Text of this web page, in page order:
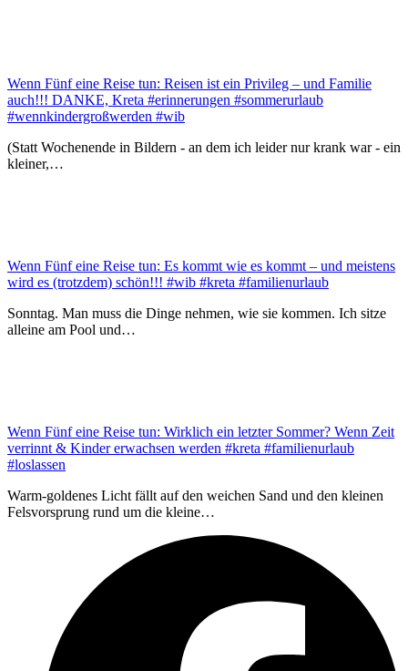
Wenn Fünf eine Reise tun: Reisen ist ein Privileg – und Familie
auch!!! DANKE, Kreta #erinnerungen #sommerurlaub
#wennkindergroßwerden #wib
(Statt Wochenende in Bildern - an dem ich leider nur krank war - ein
kleiner,…
Wenn Fünf eine Reise tun: Es kommt wie es kommt – und meistens
wird es (trotzdem) schön!!! #wib #kreta #familienurlaub
Sonntag. Man muss die Dinge nehmen, wie sie kommen. Ich sitze
alleine am Pool und…
Wenn Fünf eine Reise tun: Wirklich ein letzter Sommer? Wenn Zeit
verrinnt & Kinder erwachsen werden #kreta #familienurlaub
#loslassen
Warm-goldenes Licht fällt auf den weichen Sand und den kleinen
Felsvorsprung rund um die kleine…